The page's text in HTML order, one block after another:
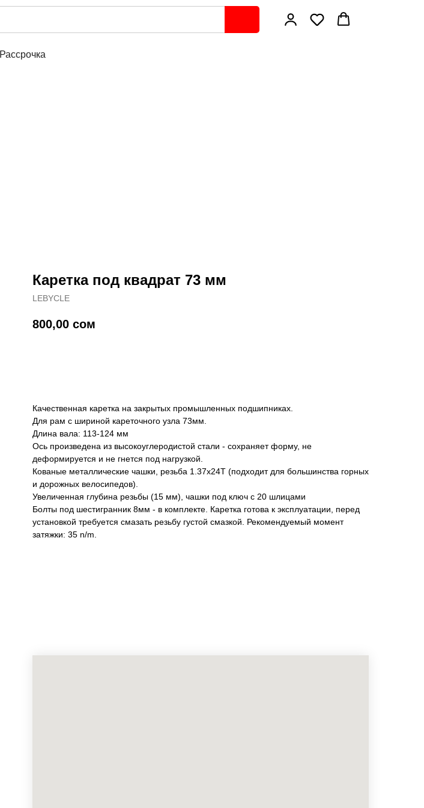
Рассрочка
Каретка под квадрат 73 мм
LEBYCLE
800,00 сом
Качественная каретка на закрытых промышленных подшипниках.
Для рам с шириной кареточного узла 73мм.
Длина вала: 113-124 мм
Ось произведена из высокоуглеродистой стали - сохраняет форму, не
деформируется и не гнется под нагрузкой.
Кованые металлические чашки, резьба 1.37x24T (подходит для большинства горных
и дорожных велосипедов).
Увеличенная глубина резьбы (15 мм), чашки под ключ с 20 шлицами
Болты под шестигранник 8мм - в комплекте. Каретка готова к эксплуатации, перед
установкой требуется смазать резьбу густой смазкой. Рекомендуемый момент
затяжки: 35 n/m.